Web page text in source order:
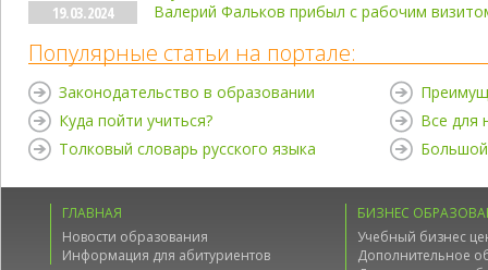
19.03.2024
Валерий Фальков прибыл с рабочим
Популярные статьи на портале:
Законодательство в образовании
Куда пойти учиться?
Толковый словарь русского языка
Все для
Большой
ГЛАВНАЯ
Новости образования
Информация для абитуриентов
БИЗНЕС
Учебный бизнес
Дополнительное